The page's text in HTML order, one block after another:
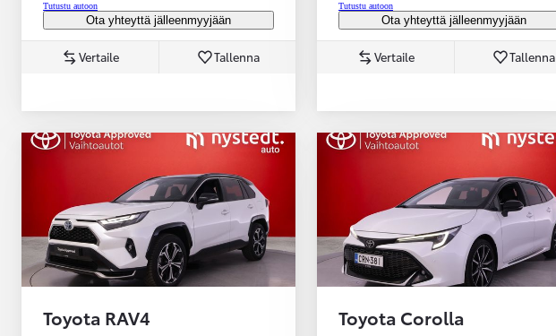
Tutustu autoon
Ota yhteyttä jälleenmyyjään
Vertaile Tallenna
Tutustu autoon
Ota yhteyttä jälleenmyyjään
Vertaile Tallenna
Toyota RAV4 Toyota Corolla